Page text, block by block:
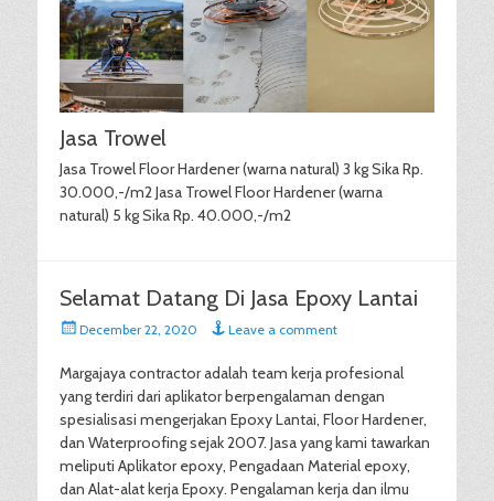
Jasa Trowel
Jasa Trowel Floor Hardener (warna natural) 3 kg Sika Rp.
30.000,-/m2 Jasa Trowel Floor Hardener (warna
natural) 5 kg Sika Rp. 40.000,-/m2
Selamat Datang Di Jasa Epoxy Lantai
PostedDecember 22, 2020 Leave a comment
Margajaya contractor adalah team kerja profesional
yang terdiri dari aplikator berpengalaman dengan
spesialisasi mengerjakan Epoxy Lantai, Floor Hardener,
dan Waterproofing sejak 2007. Jasa yang kami tawarkan
meliputi Aplikator epoxy, Pengadaan Material epoxy,
dan Alat-alat kerja Epoxy. Pengalaman kerja dan ilmu